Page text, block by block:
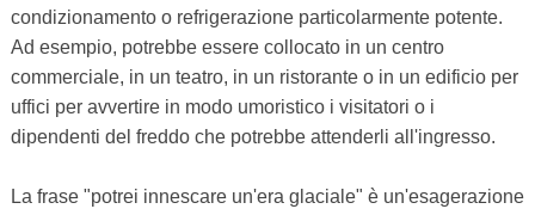
condizionamento o refrigerazione particolarmente potente.
Ad esempio, potrebbe essere collocato in un centro
commerciale, in un teatro, in un ristorante o in un edificio per
uffici per avvertire in modo umoristico i visitatori o i
dipendenti del freddo che potrebbe attenderli all'ingresso.
La frase "potrei innescare un'era glaciale" è un'esagerazione